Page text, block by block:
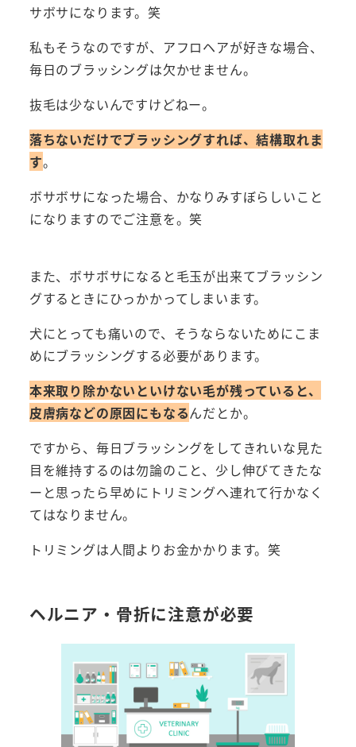
サボサになります。笑
私もそうなのですが、アフロヘアが好きな場合、
毎日のブラッシングは欠かせません。
抜毛は少ないんですけどねー。
落ちないだけでブラッシングすれば、結構取れま
す。
ボサボサになった場合、かなりみすぼらしいこと
になりますのでご注意を。笑
また、ボサボサになると毛玉が出来てブラッシン
グするときにひっかかってしまいます。
犬にとっても痛いので、そうならないためにこま
めにブラッシングする必要があります。
本来取り除かないといけない毛が残っていると、
皮膚病などの原因にもなるんだとか。
ですから、毎日ブラッシングをしてきれいな見た
目を維持するのは勿論のこと、少し伸びてきたな
ーと思ったら早めにトリミングへ連れて行かなく
てはなりません。
トリミングは人間よりお金かかります。笑
ヘルニア・骨折に注意が必要